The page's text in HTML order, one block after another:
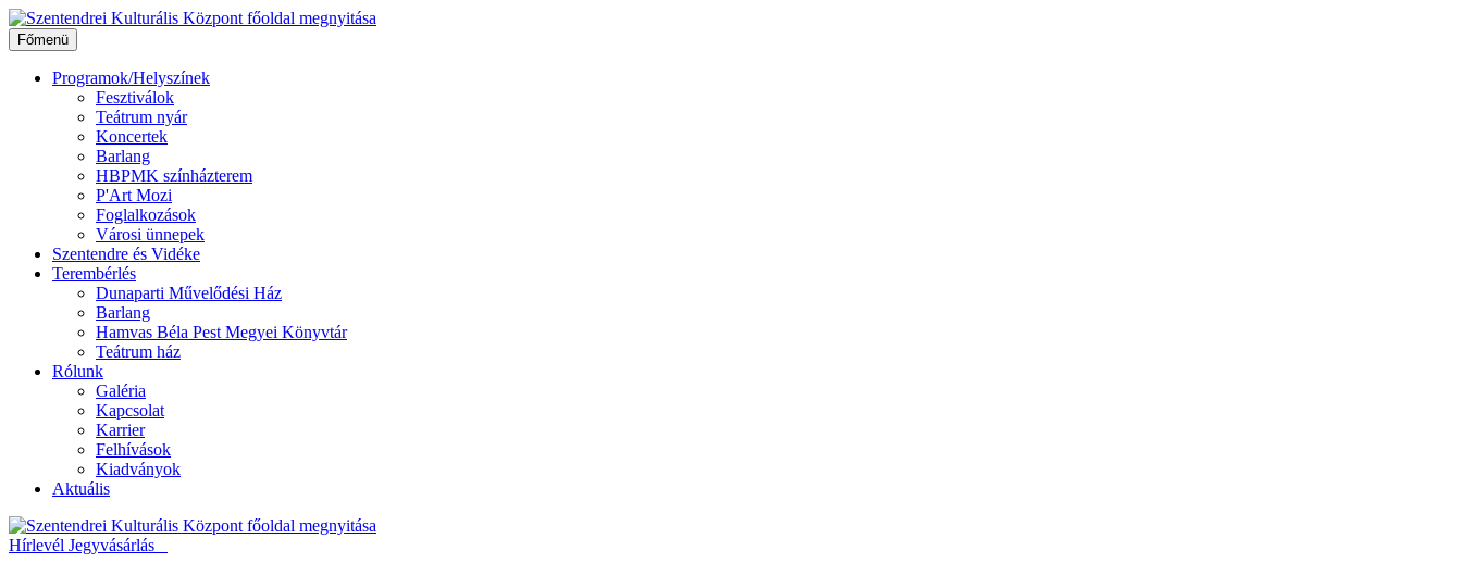
Ugrás
a
tartalomhoz
Főmenü
Programok/Helyszínek
Fesztiválok
Teátrum nyár
Koncertek
Barlang
HBPMK színházterem
P'Art Mozi
Foglalkozások
Városi ünnepek
Szentendre és Vidéke
Terembérlés
Dunaparti Művelődési Ház
Barlang
Hamvas Béla Pest Megyei Könyvtár
Teátrum ház
Rólunk
Galéria
Kapcsolat
Karrier
Felhívások
Kiadványok
Aktuális
Hírlevél Jegyvásárlás